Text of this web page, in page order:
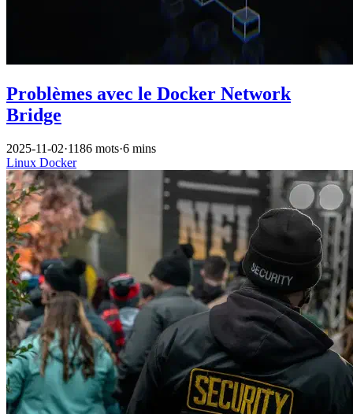
Problèmes avec le Docker Network
Bridge
2025-11-02·1186 mots·6 mins
Linux Docker